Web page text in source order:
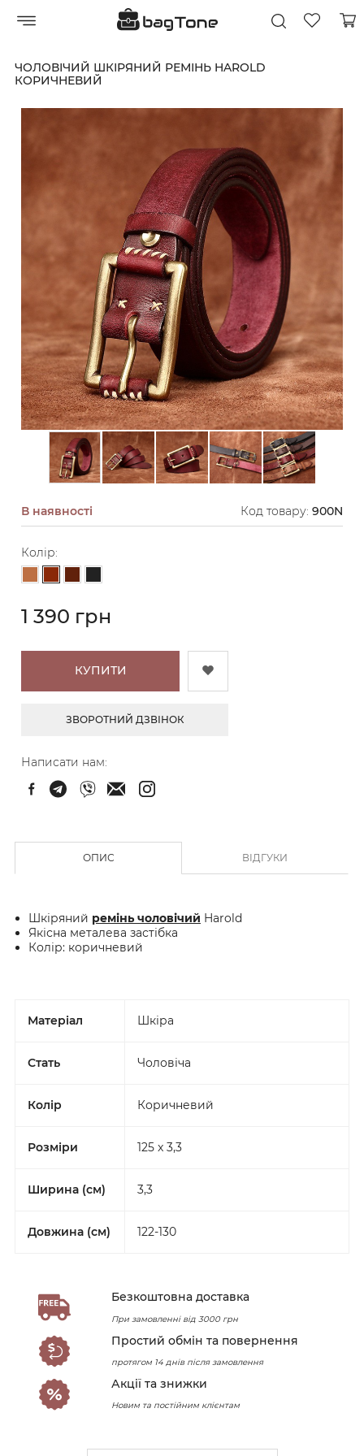
ЧОЛОВІЧИЙ ШКІРЯНИЙ РЕМІНЬ HAROLD
КОРИЧНЕВИЙ
В наявності Код товару: 900N
Колір:
1 390 грн
КУПИТИ
ЗВОРОТНИЙ ДЗВІНОК
Написати нам:
ОПИС ВІДГУКИ
Шкіряний ремінь чоловічий Harold
Якісна металева застібка
Колір: коричневий
Матеріал Шкіра
Стать Чоловіча
Колір Коричневий
Розміри 125 x 3,3
Ширина (см) 3,3
Довжина (см) 122-130
Безкоштовна доставка
При замовленні від 3000 грн
Простий обмін та повернення
протягом 14 днів після замовлення
Акції та знижки
Новим та постійним клієнтам